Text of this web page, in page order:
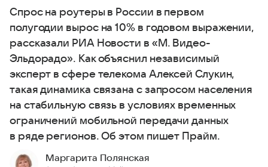
Спрос на роутеры в России в первом
полугодии вырос на 10% в годовом выражении,
рассказали РИА Новости в «М. Видео-
Эльдорадо». Как объяснил независимый
эксперт в сфере телекома Алексей Слукин,
такая динамика связана с запросом населения
на стабильную связь в условиях временных
ограничений мобильной передачи данных
в ряде регионов. Об этом пишет Прайм.
Маргарита Полянская